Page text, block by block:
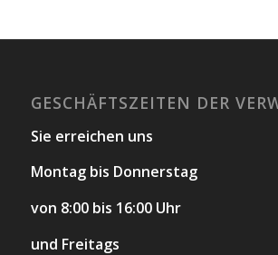
GESCHÄFTSZEITEN DER
Sie erreichen uns
Montag bis Donnerstag
von 8:00 bis 16:00 Uhr
und Freitags